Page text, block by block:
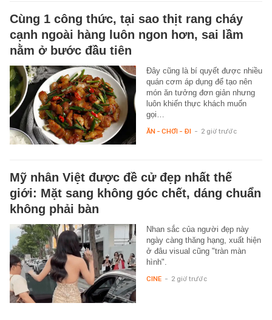
Cùng 1 công thức, tại sao thịt rang cháy
cạnh ngoài hàng luôn ngon hơn, sai lầm
nằm ở bước đầu tiên
Đây cũng là bí quyết được nhiều
quán cơm áp dụng để tạo nên
món ăn tưởng đơn giản nhưng
luôn khiến thực khách muốn
gọi…
ĂN - CHƠI - ĐI - 2 giờ trước
Mỹ nhân Việt được đề cử đẹp nhất thế
giới: Mặt sang không góc chết, dáng chuẩn
không phải bàn
Nhan sắc của người đẹp này
ngày càng thăng hạng, xuất hiện
ở đâu visual cũng "tràn màn
hình".
CINE - 2 giờ trước